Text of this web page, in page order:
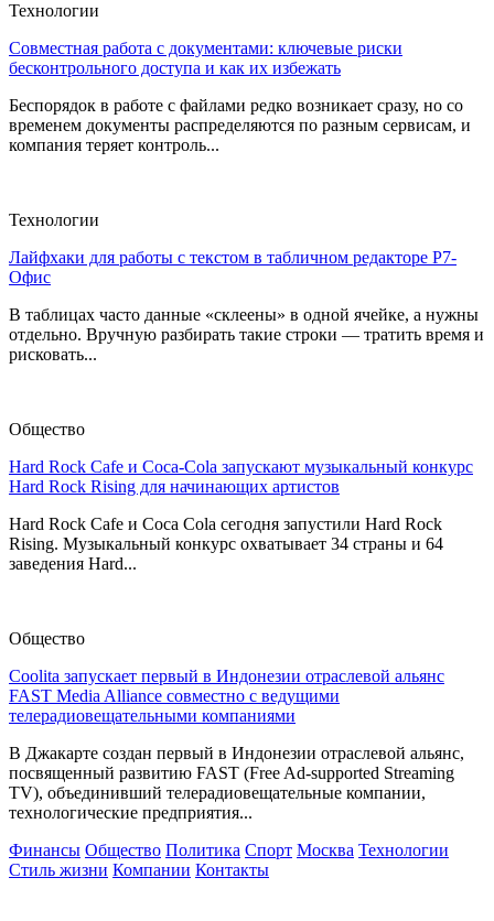
Технологии
Совместная работа с документами: ключевые риски
бесконтрольного доступа и как их избежать
Беспорядок в работе с файлами редко возникает сразу, но со
временем документы распределяются по разным сервисам, и
компания теряет контроль...
Технологии
Лайфхаки для работы с текстом в табличном редакторе Р7-
Офис
В таблицах часто данные «склеены» в одной ячейке, а нужны
отдельно. Вручную разбирать такие строки — тратить время и
рисковать...
Общество
Hard Rock Cafe и Coca-Cola запускают музыкальный конкурс
Hard Rock Rising для начинающих артистов
Hard Rock Cafe и Coca Cola сегодня запустили Hard Rock
Rising. Музыкальный конкурс охватывает 34 страны и 64
заведения Hard...
Общество
Coolita запускает первый в Индонезии отраслевой альянс
FAST Media Alliance совместно с ведущими
телерадиовещательными компаниями
В Джакарте создан первый в Индонезии отраслевой альянс,
посвященный развитию FAST (Free Ad-supported Streaming
TV), объединивший телерадиовещательные компании,
технологические предприятия...
Финансы Общество Политика Спорт Москва Технологии
Стиль жизни Компании Контакты